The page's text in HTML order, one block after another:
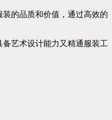
的品质和价值，通过高效的
艺术设计能力又精通服装工